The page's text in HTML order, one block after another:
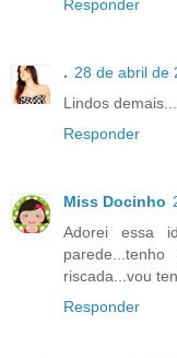
Responder
. 28 de abril de
Lindos demais...
Responder
Miss Docinho
Adorei essa
riscada...vou
Responder